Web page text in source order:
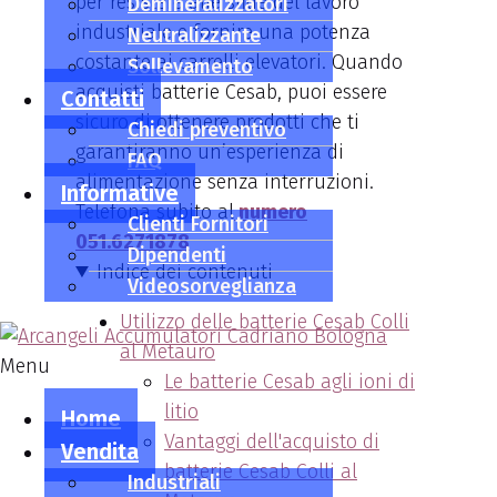
Neutralizzante
Sollevamento
Contatti
Chiedi preventivo
FAQ
Informative
Clienti Fornitori
Dipendenti
Videosorveglianza
Menu
Home
Vendita
Industriali
industriale e fornire una potenza
costante ai carrelli elevatori. Quando
acquisti batterie Cesab, puoi essere
sicuro di ottenere prodotti che ti
garantiranno un’esperienza di
alimentazione senza interruzioni.
Telefona subito alnumero
051.6271878
Indice dei contenuti
Utilizzo delle batterie Cesab Colli
al Metauro
Le batterie Cesab agli ioni di
litio
Vantaggi dell'acquisto di
batterie Cesab Colli al